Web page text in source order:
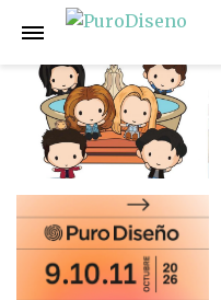
Anterior Siguiente